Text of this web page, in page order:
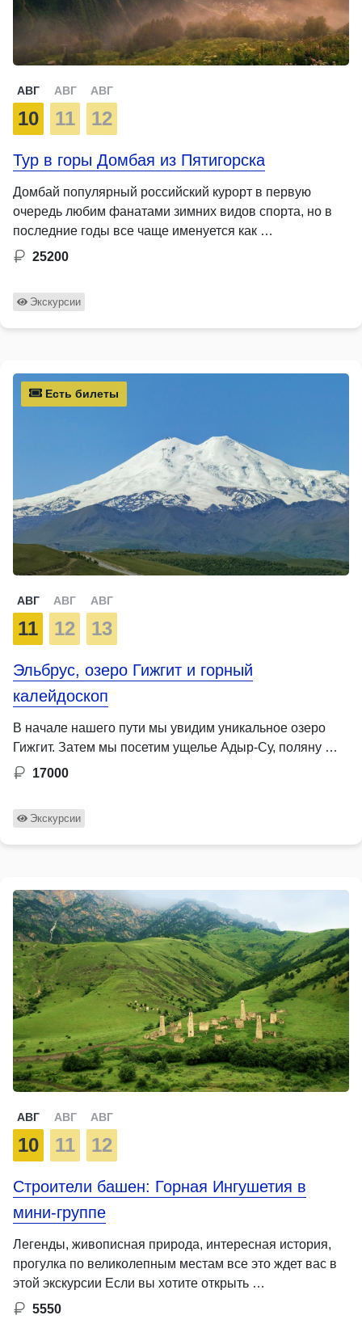
АВГ
10
АВГ
11
АВГ
12
Тур в горы Домбая из Пятигорска
Домбай популярный российский курорт в первую
очередь любим фанатами зимних видов спорта, но в
последние годы все чаще именуется как …
25200
Экскурсии
Есть билеты
АВГ
11
АВГ
12
АВГ
13
Эльбрус, озеро Гижгит и горный
калейдоскоп
В начале нашего пути мы увидим уникальное озеро
Гижгит. Затем мы посетим ущелье Адыр-Су, поляну …
17000
Экскурсии
АВГ
10
АВГ
11
АВГ
12
Строители башен: Горная Ингушетия в
мини-группе
Легенды, живописная природа, интересная история,
прогулка по великолепным местам все это ждет вас в
этой экскурсии Если вы хотите открыть …
5550